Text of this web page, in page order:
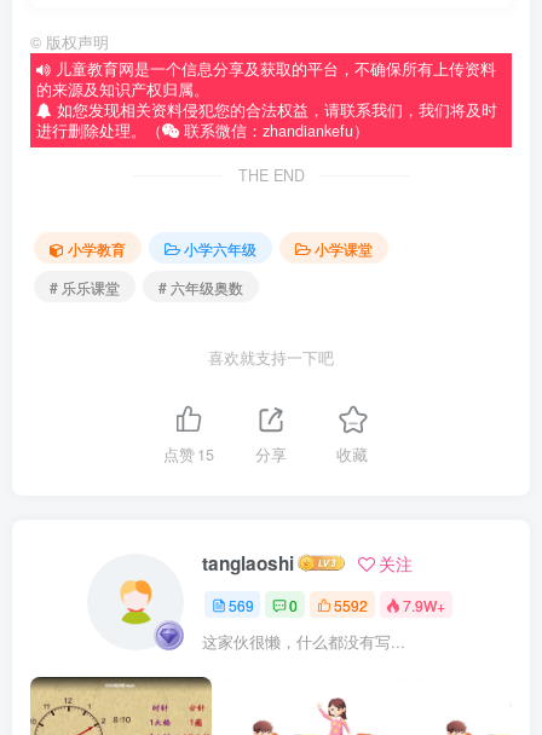
© 版权声明
儿童教育网是一个信息分享及获取的平台，不确保所有上传资料
的来源及知识产权归属。
如您发现相关资料侵犯您的合法权益，请联系我们，我们将及时
进行删除处理。（
联系微信：zhandiankefu）
THE END
小学教育 小学六年级
小学课堂
# 乐乐课堂
# 六年级奥数
喜欢就支持一下吧
点赞15 分享 收藏
tanglaoshi 关注
569 0 5592 7.9W+
这家伙很懒，什么都没有写...